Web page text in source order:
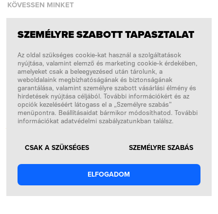
KÖVESSEN MINKET
Facebook
Instagram
Copyright © 2026SFD S. A.
A FIZETÉSEKET FELDOLGOZZA
SZEMÉLYRE SZABOTT TAPASZTALAT
Az oldal szükséges cookie-kat használ a szolgáltatások
nyújtása, valamint elemző és marketing cookie-k érdekében,
amelyeket csak a beleegyezésed után tárolunk, a
weboldalaink megbízhatóságának és biztonságának
garantálása, valamint személyre szabott vásárlási élmény és
hirdetések nyújtása céljából. További információkért és az
opciók kezeléséért látogass el a „Személyre szabás”
menüpontra. Beállításaidat bármikor módosíthatod. További
információkat adatvédelmi szabályzatunkban találsz.
CSAK A SZÜKSÉGES SZEMÉLYRE SZABÁS
ELFOGADOM